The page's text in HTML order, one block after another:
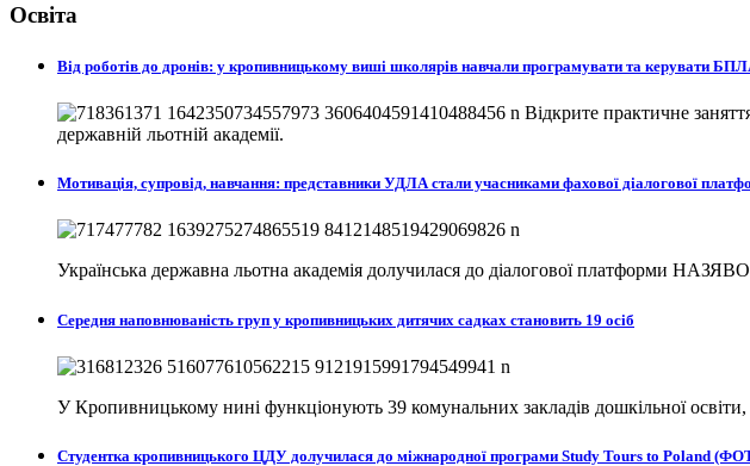
Освіта
Від роботів до дронів: у кропивницькому виші школярів навчали програмувати та керувати
Відкрите практичне
державній льотній академії.
Мотивація, супровід, навчання: представники УДЛА стали учасниками фахової діалогової
Українська державна льотна академія долучилася до діалогової платформи
Середня наповнюваність груп у кропивницьких дитячих садках становить 19 осіб
У Кропивницькому нині функціонують 39 комунальних закладів дошкільної освіти,
Студентка кропивницького ЦДУ долучилася до міжнародної програми Study Tours to Poland